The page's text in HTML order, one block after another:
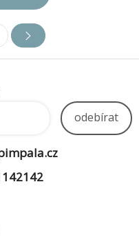
odebírat